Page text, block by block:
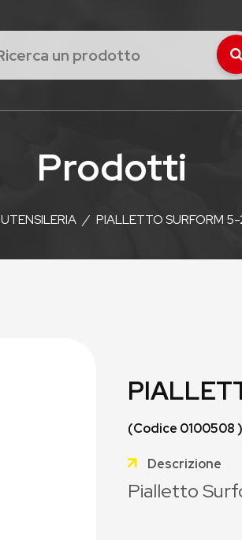
Prodotti
UTENSILERIA / PIALLETTO SURFORM
(Codice 0100508 )
Descrizione
Pialletto